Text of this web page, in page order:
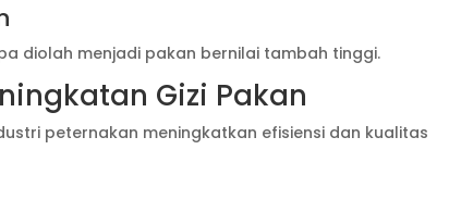
diolah menjadi pakan bernilai tambah tinggi.
Gizi Pakan
peternakan meningkatkan efisiensi dan kualitas